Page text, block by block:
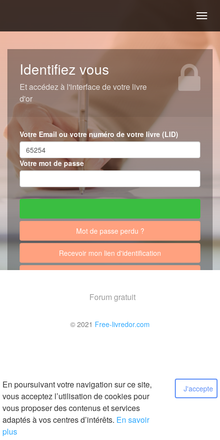
En poursuivant votre navigation sur ce site,
vous acceptez l’utilisation de cookies pour
vous proposer des contenus et services
adaptés à vos centres d’intérêts. En savoir
plus
J'accepte
Identifiez vous
Et accédez à l'interface de votre livre
d'or
Votre Email ou votre numéro de votre livre (LID)
Votre mot de passe
Mot de passe perdu ?
Recevoir mon lien d'identification
Forum gratuit
© 2021 Free-livredor.com